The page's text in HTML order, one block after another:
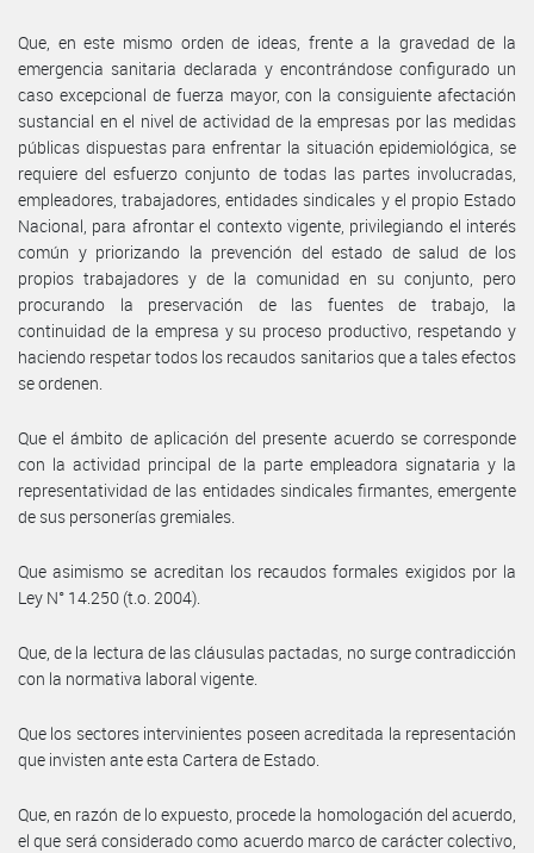
Que, en este mismo orden de ideas, frente a la gravedad de la
emergencia sanitaria declarada y encontrándose configurado un
caso excepcional de fuerza mayor, con la consiguiente afectación
sustancial en el nivel de actividad de la empresas por las medidas
públicas dispuestas para enfrentar la situación epidemiológica, se
requiere del esfuerzo conjunto de todas las partes involucradas,
empleadores, trabajadores, entidades sindicales y el propio Estado
Nacional, para afrontar el contexto vigente, privilegiando el interés
común y priorizando la prevención del estado de salud de los
propios trabajadores y de la comunidad en su conjunto, pero
procurando la preservación de las fuentes de trabajo, la
continuidad de la empresa y su proceso productivo, respetando y
haciendo respetar todos los recaudos sanitarios que a tales efectos
se ordenen.
Que el ámbito de aplicación del presente acuerdo se corresponde
con la actividad principal de la parte empleadora signataria y la
representatividad de las entidades sindicales firmantes, emergente
de sus personerías gremiales.
Que asimismo se acreditan los recaudos formales exigidos por la
Ley N° 14.250 (t.o. 2004).
Que, de la lectura de las cláusulas pactadas, no surge contradicción
con la normativa laboral vigente.
Que los sectores intervinientes poseen acreditada la representación
que invisten ante esta Cartera de Estado.
Que, en razón de lo expuesto, procede la homologación del acuerdo,
el que será considerado como acuerdo marco de carácter colectivo,